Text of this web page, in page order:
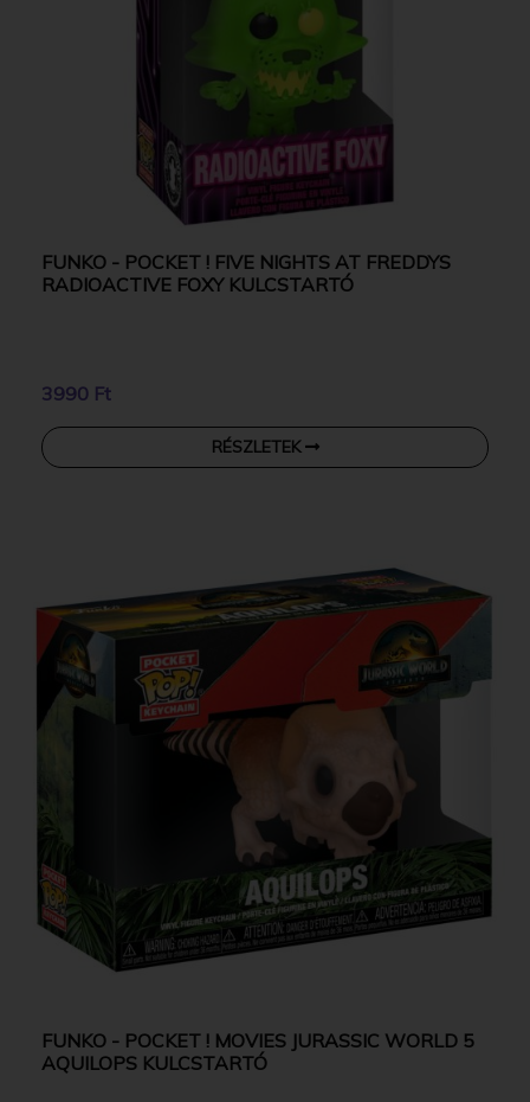
FUNKO - POCKET ! FIVE NIGHTS AT FREDDYS
RADIOACTIVE FOXY KULCSTARTÓ
3990 Ft
RÉSZLETEK
FUNKO - POCKET ! MOVIES JURASSIC WORLD 5
AQUILOPS KULCSTARTÓ